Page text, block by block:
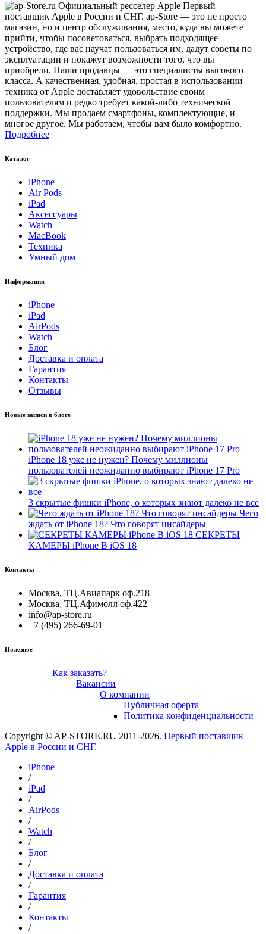
Первый
поставщик Apple в России и СНГ. ap-Store — это не просто
магазин, но и центр обслуживания, место, куда вы можете
прийти, чтобы посоветоваться, выбрать подходящее
устройство, где вас научат пользоваться им, дадут советы по
эксплуатации и покажут возможности того, что вы
приобрели. Наши продавцы — это специалисты высокого
класса. А качественная, удобная, простая в использовании
техника от Apple доставляет удовольствие своим
пользователям и редко требует какой-либо технической
поддержки. Мы продаем смартфоны, комплектующие, и
многое другое. Мы работаем, чтобы вам было комфортно.
Подробнее
Каталог
iPhone
Air Pods
iPad
Аксессуары
Watch
MacBook
Техника
Умный дом
Информация
iPhone
iPad
AirPods
Watch
Блог
Доставка и оплата
Гарантия
Контакты
Отзывы
Новые записи в блоге
iPhone 18 уже не нужен? Почему миллионы
пользователей неожиданно выбирают iPhone 17 Pro
3 скрытые фишки iPhone, о которых знают далеко не все
Чего
ждать от iPhone 18? Что говорят инсайдеры
СЕКРЕТЫ
КАМЕРЫ iPhone В iOS 18
Контакты
Москва, ТЦ.Авиапарк оф.218
Москва, ТЦ.Афимолл оф.422
info@ap-store.ru
+7 (495) 266-69-01
Полезное
Как заказать?
Вакансии
О компании
Публичная оферта
Политика конфиденциальности
Copyright © AP-STORE.RU 2011-2026. Первый поставщик
Apple в России и СНГ.
iPhone
/
iPad
/
AirPods
/
Watch
/
Блог
/
Доставка и оплата
/
Гарантия
/
Контакты
/